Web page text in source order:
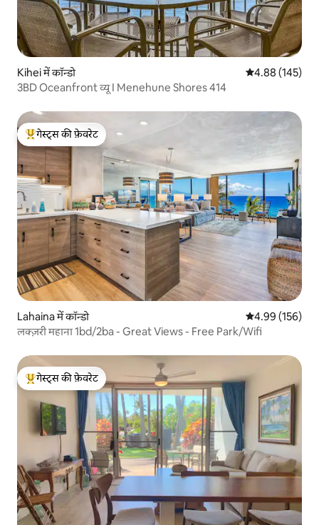
Kihei में कॉन्डो औसत रेटिंग 5 में से
4.88 (145)
3BD Oceanfront व्यू I Menehune Shores 414
गेस्ट्स का टॉप फ़ेवरेट
गेस्ट्स की फ़ेवरेट
Lahaina में कॉन्डो औसत रेटिंग 5 में से
4.99 (156)
लक्ज़री महाना 1bd/2ba - Great Views - Free Park/Wifi
गेस्ट्स का टॉप फ़ेवरेट
गेस्ट्स की फ़ेवरेट